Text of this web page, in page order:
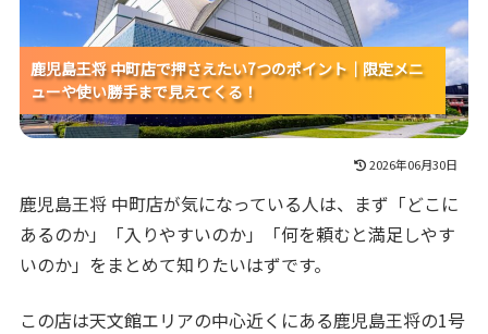
鹿児島王将 中町店で押さえたい7つのポイント｜限定メニ
ューや使い勝手まで見えてくる！
鹿児島王将 中町店で押さえたい7つのポイント｜限定メニ
ューや使い勝手まで見えてくる！
鹿児島王将 中町店で押さえたい7つのポイント｜限定メニ
ューや使い勝手まで見えてくる！
2026年06月30日
鹿児島王将 中町店が気になっている人は、まず「どこに
あるのか」「入りやすいのか」「何を頼むと満足しやす
いのか」をまとめて知りたいはずです。
この店は天文館エリアの中心近くにある鹿児島王将の1号